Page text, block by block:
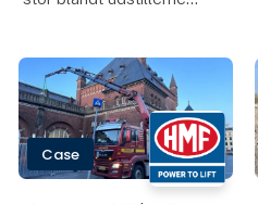
kundeorienterede
medarbejdere og de
kundecentrerede
processer igangsætter
HMF Group et nybyggeri
på deres nuværende